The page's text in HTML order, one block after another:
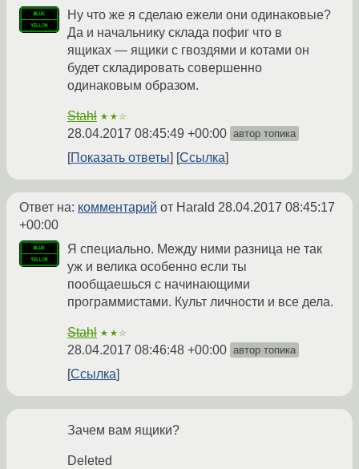
Ну что же я сделаю ежели они одинаковые?
Да и начальнику склада пофиг что в
ящиках — ящики с гвоздями и котами он
будет складировать совершенно
одинаковым образом.
Stahl ★★☆
28.04.2017 08:45:49 +00:00 автор топика
Показать ответы Ссылка
Ответ на: комментарий от Harald 28.04.2017 08:45:17
+00:00
Я специально. Между ними разница не так
уж и велика особенно если ты
пообщаешься с начинающими
программистами. Культ личности и все дела.
Stahl ★★☆
28.04.2017 08:46:48 +00:00 автор топика
Ссылка
Зачем вам ящики?
Deleted